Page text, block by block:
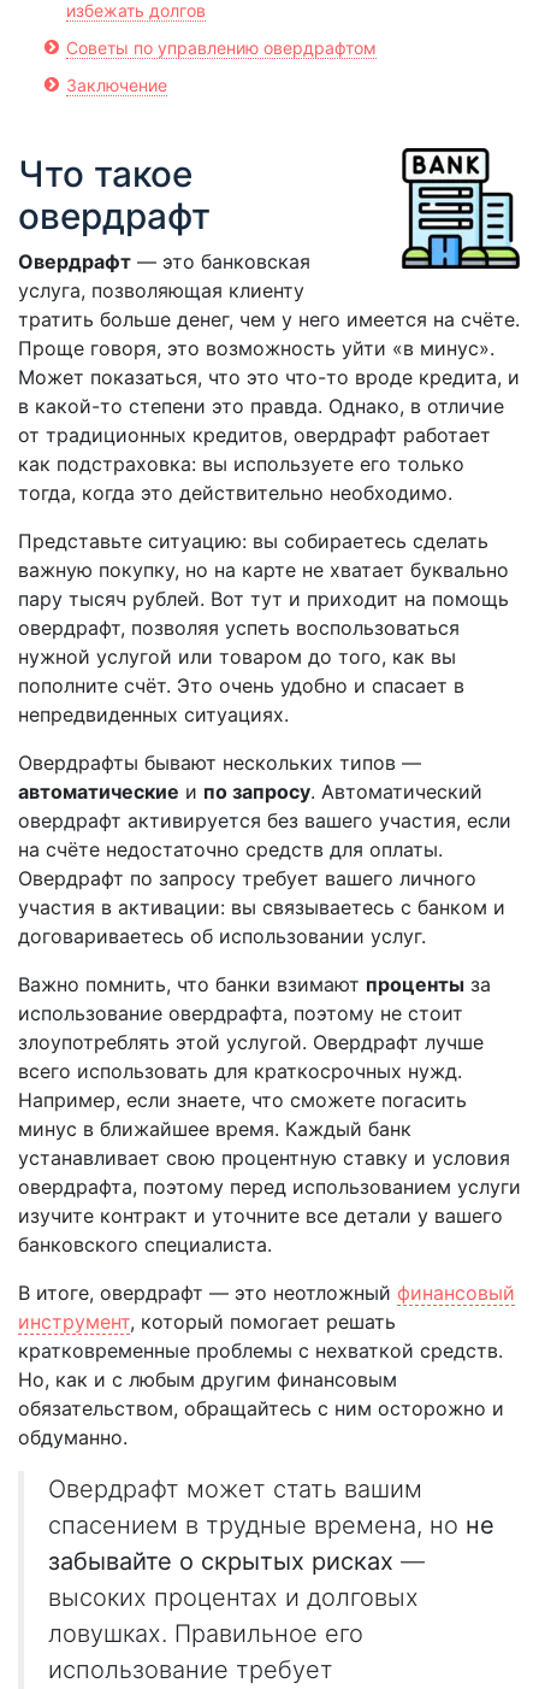
избежать долгов
Советы по управлению овердрафтом
Заключение
Что такое
овердрафт
Овердрафт — это банковская
услуга, позволяющая клиенту
тратить больше денег, чем у него имеется на счёте.
Проще говоря, это возможность уйти «в минус».
Может показаться, что это что-то вроде кредита, и
в какой-то степени это правда. Однако, в отличие
от традиционных кредитов, овердрафт работает
как подстраховка: вы используете его только
тогда, когда это действительно необходимо.
Представьте ситуацию: вы собираетесь сделать
важную покупку, но на карте не хватает буквально
пару тысяч рублей. Вот тут и приходит на помощь
овердрафт, позволяя успеть воспользоваться
нужной услугой или товаром до того, как вы
пополните счёт. Это очень удобно и спасает в
непредвиденных ситуациях.
Овердрафты бывают нескольких типов —
автоматические и по запросу. Автоматический
овердрафт активируется без вашего участия, если
на счёте недостаточно средств для оплаты.
Овердрафт по запросу требует вашего личного
участия в активации: вы связываетесь с банком и
договариваетесь об использовании услуг.
Важно помнить, что банки взимают проценты за
использование овердрафта, поэтому не стоит
злоупотреблять этой услугой. Овердрафт лучше
всего использовать для краткосрочных нужд.
Например, если знаете, что сможете погасить
минус в ближайшее время. Каждый банк
устанавливает свою процентную ставку и условия
овердрафта, поэтому перед использованием услуги
изучите контракт и уточните все детали у вашего
банковского специалиста.
В итоге, овердрафт — это неотложный финансовый
инструмент, который помогает решать
кратковременные проблемы с нехваткой средств.
Но, как и с любым другим финансовым
обязательством, обращайтесь с ним осторожно и
обдуманно.
Овердрафт может стать вашим
спасением в трудные времена, но не
забывайте о скрытых рисках —
высоких процентах и долговых
ловушках. Правильное его
использование требует